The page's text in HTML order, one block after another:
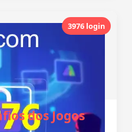
3976 login
dos Jogos